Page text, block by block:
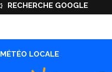
RECHERCHE GOOGLE
MÉTÉO LOCALE